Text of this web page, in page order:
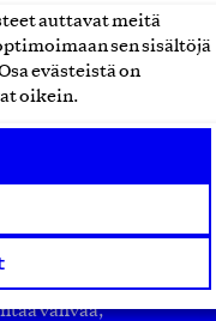
auttavat meitä
sen sisältöjä
evästeistä on
oikein.
yhdistys.
100 vuotta sitten
vahvaa,